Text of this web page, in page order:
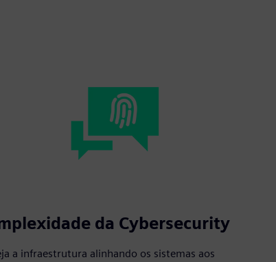
da Cybersecurity
a infraestrutura alinhando os sistemas aos